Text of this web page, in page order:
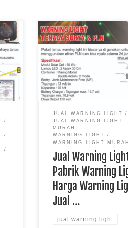
Jual Warning Light,
Light, Harga Warning
Warning Light Murah
JUAL WARNING LIGHT
JUAL WARNING LIGHT
MURAH
WARNING LIGHT
WARNING LIGHT MURAH
Jual Warning
Pabrik Warning
Harga Warning
Jual …
jual warning light